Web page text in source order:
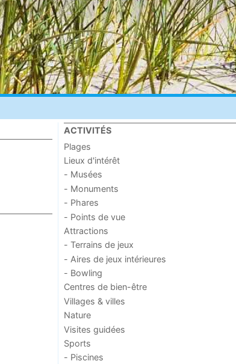
ACTIVITÉS
Plages
Lieux d'intérêt
- Musées
- Monuments
- Phares
- Points de vue
Attractions
- Terrains de jeux
- Aires de jeux intérieures
- Bowling
Centres de bien-être
Villages & villes
Nature
Visites guidées
Sports
- Piscines